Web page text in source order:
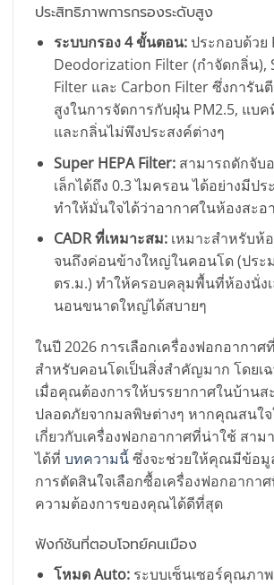
ประสิทธิภาพการกรองระดับสูง
ระบบกรอง 4 ขั้นตอน:ประกอบด้วย
Deodorization Filter (กำจัดกลิ่น),
Filter และ Carbon Filter ซึ่งการัน
สูงในการจัดการกับฝุ่น PM2.5, แบค
และกลิ่นไม่พึงประสงค์ต่างๆ
Super HEPA Filter:สามารถดักจับ
เล็กได้ถึง 0.3 ไมครอน ได้อย่างมีป
ทำให้มั่นใจได้ว่าอากาศในห้องสะ
CADR ที่เหมาะสม:เหมาะสำหรับห้
จนถึงค่อนข้างใหญ่ในคอนโด (ประ
ตร.ม.) ทำให้ครอบคลุมพื้นที่ห้องนั่ง
นอนขนาดใหญ่ได้สบายๆ
ในปี 2026 การเลือกเครื่องฟอกอากาศ
สำหรับคอนโดเป็นสิ่งสำคัญมาก โดยเ
เมื่อคุณต้องการให้บรรยากาศในบ้านส
ปลอดภัยจากมลพิษต่างๆ หากคุณสนใจ
เกี่ยวกับเครื่องฟอกอากาศที่น่าใช้ สาม
ได้ที่ บทความนี้ซึ่งจะช่วยให้คุณมีข้อ
การตัดสินใจเลือกซื้อเครื่องฟอกอากา
ความต้องการของคุณได้ดีที่สุด
ฟังก์ชันที่ตอบโจทย์คนเมือง
โหมด Auto:ระบบเซ็นเซอร์คุณภา